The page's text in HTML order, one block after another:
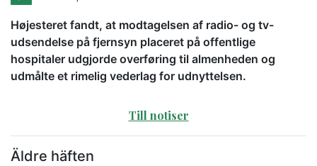
Højesteret fandt, at modtagelsen af radio- og tv-
udsendelse på fjernsyn placeret på offentlige
hospitaler udgjorde overføring til almenheden og
udmålte et rimelig vederlag for udnyttelsen.
Till notiser
Äldre häften